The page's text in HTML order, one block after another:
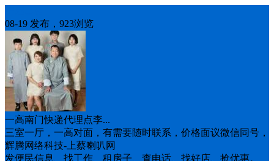
08-19 发布，923浏览
一高南门快递代理点李...
三室一厅，一高对面，有需要随时联系，价格面议微信同号，
辉腾网络科技-上蔡喇叭网
发便民信息、找工作、租房子、查电话、找好店、抢优惠。